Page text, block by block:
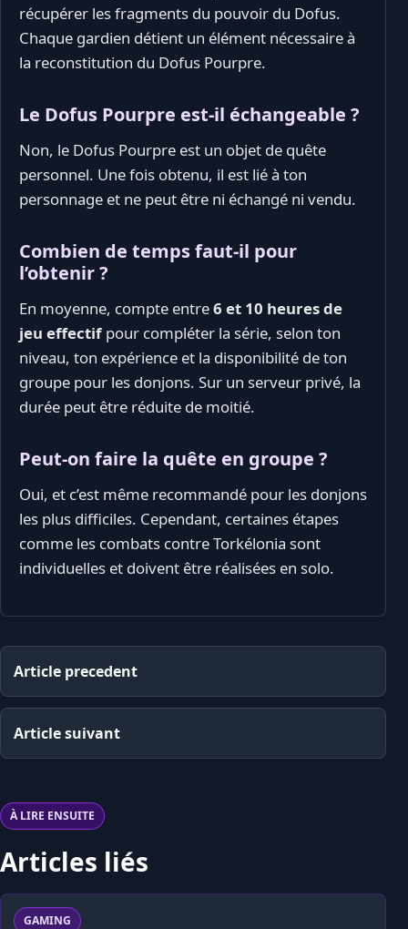
récupérer les fragments du pouvoir du Dofus.
Chaque gardien détient un élément nécessaire à
la reconstitution du Dofus Pourpre.
Le Dofus Pourpre est-il échangeable ?
Non, le Dofus Pourpre est un objet de quête
personnel. Une fois obtenu, il est lié à ton
personnage et ne peut être ni échangé ni vendu.
Combien de temps faut-il pour
l’obtenir ?
En moyenne, compte entre6 et 10 heures de
jeu effectif pour compléter la série, selon ton
niveau, ton expérience et la disponibilité de ton
groupe pour les donjons. Sur un serveur privé, la
durée peut être réduite de moitié.
Peut-on faire la quête en groupe ?
Oui, et c’est même recommandé pour les donjons
les plus difficiles. Cependant, certaines étapes
comme les combats contre Torkélonia sont
individuelles et doivent être réalisées en solo.
Article precedent
Article suivant
À LIRE ENSUITE
Articles liés
GAMING